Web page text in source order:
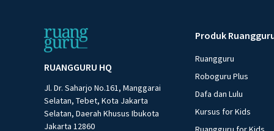
RUANGGURU HQ
Jl. Dr. Saharjo No.161, Manggarai
Selatan, Tebet, Kota Jakarta
Selatan, Daerah Khusus Ibukota
Jakarta 12860
Produk
Ruangguru
Roboguru Plus
Dafa dan Lulu
Kursus for Kids